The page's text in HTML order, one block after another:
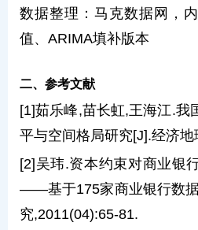
数据整理：马克数据网，
值、ARIMA填补版本
二、参考文献
[1]茹乐峰,苗长虹,王海江.我
平与空间格局研究[J].经济
[2]吴玮.资本约束对商业银
——基于175家商业银行数
究,2011(04):65-81.